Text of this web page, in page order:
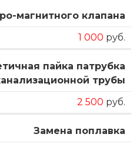
магнитного клапана
1 000 руб.
пайка патрубка
трубы
2 500 руб.
Замена поплавка